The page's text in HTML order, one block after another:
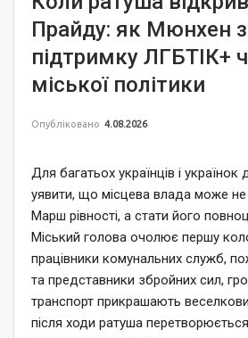
Прайду: як Мюнхен
підтримку ЛГБТІК+
міської політики
Опубліковано 4.08.2026
Для багатьох українців і українок
уявити, що місцева влада може
Марш рівності, а стати його
Міський голова очолює першу
працівники комунальних служб,
та представники збройних сил,
транспорт прикрашають
після ходи ратуша